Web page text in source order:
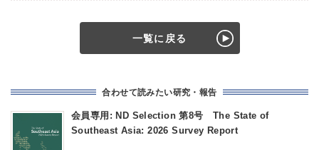
一覧に戻る
合わせて読みたい研究・報告
会員専用: ND Selection 第8号 The State of
Southeast Asia: 2026 Survey Report